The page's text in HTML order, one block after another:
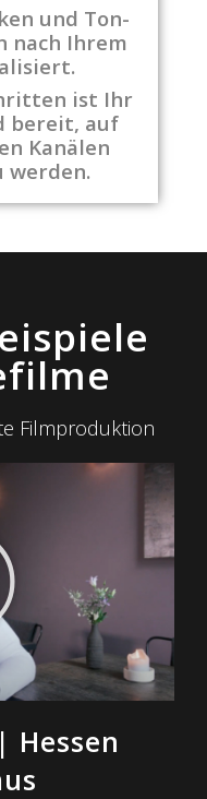
und Ton-
nach Ihrem
ist Ihr
bereit, auf
Kanälen
Filmproduktion
| Hessen